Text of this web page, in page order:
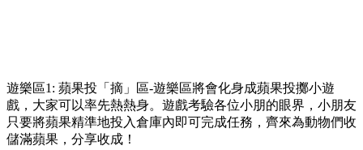
遊樂區1: 蘋果投「摘」區-遊樂區將會化身成蘋果投擲小遊
戲，大家可以率先熱熱身。遊戲考驗各位小朋的眼界，小朋友
只要將蘋果精準地投入倉庫內即可完成任務，齊來為動物們收
儲滿蘋果，分享收成！